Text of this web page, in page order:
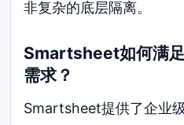
非复杂的底层隔离。
Smartsheet如何满
需求？
Smartsheet提供了企业